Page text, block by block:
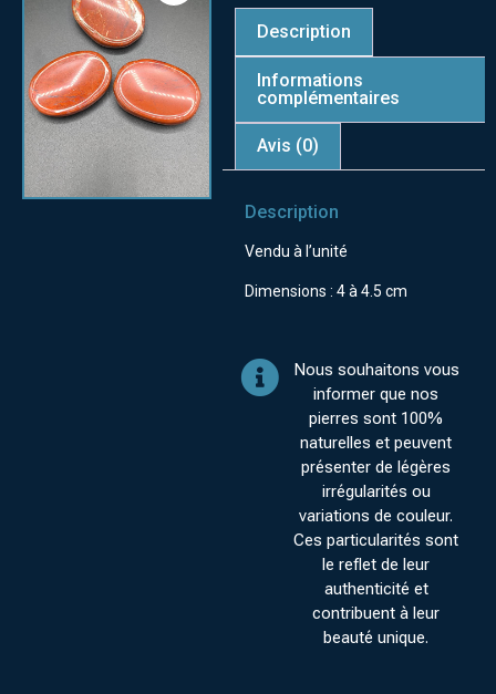
Description
Informations
complémentaires
Avis (0)
Description
Vendu à l’unité
Dimensions : 4 à 4.5 cm
Nous souhaitons vous
informer que nos
pierres sont 100%
naturelles et peuvent
présenter de légères
irrégularités ou
variations de couleur.
Ces particularités sont
le reflet de leur
authenticité et
contribuent à leur
beauté unique.